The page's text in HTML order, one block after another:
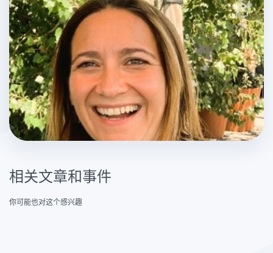
相关文章和事件
你可能也对这个感兴趣